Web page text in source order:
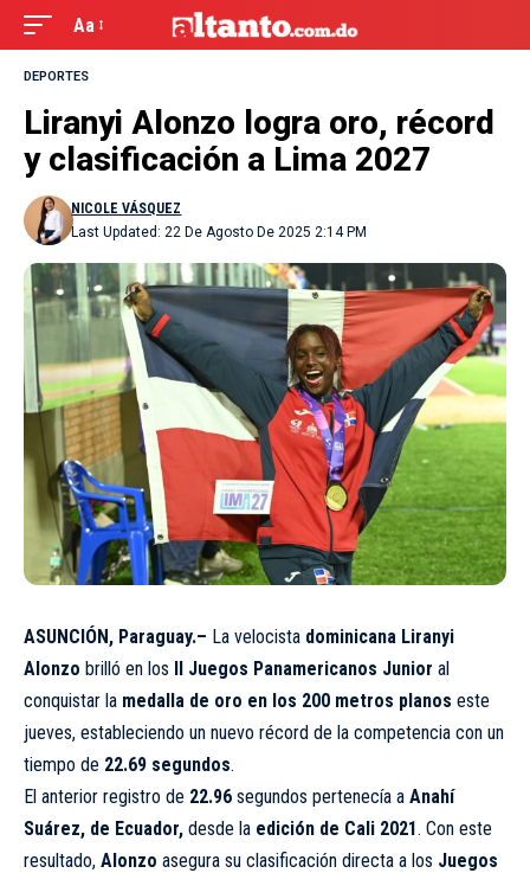
Aa
DEPORTES
Liranyi Alonzo logra oro, récord
y clasificación a Lima 2027
Last Updated: 22 De Agosto De 2025 2:14 PM
NICOLE VÁSQUEZ
ASUNCIÓN, Paraguay.– La velocista dominicana Liranyi
Alonzo brilló en los II Juegos Panamericanos Junior al
conquistar la medalla de oro en los 200 metros planos este
jueves, estableciendo un nuevo récord de la competencia con un
tiempo de 22.69 segundos.
El anterior registro de 22.96 segundos pertenecía a Anahí
Suárez, de Ecuador, desde la edición de Cali 2021. Con este
resultado, Alonzo asegura su clasificación directa a los Juegos